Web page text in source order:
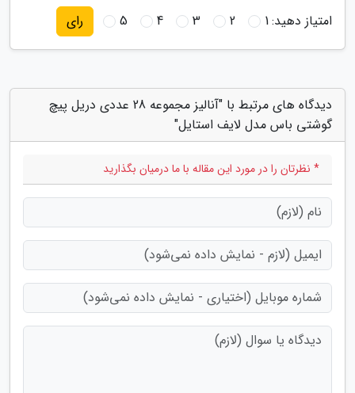
امتیاز دهید:1
2
3
4
5 رای
دیدگاه های مرتبط با "آنالیز مجموعه 28 عددی دریل پیچ
گوشتی باس مدل لایف استایل"
* نظرتان را در مورد این مقاله با ما درمیان بگذارید